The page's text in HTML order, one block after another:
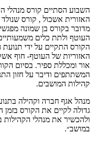
השבוע הסתיים קורס מנהלי
האזורית אשכול , קורס
מדובר בקורס בן שמונה
העוטף ולתת כלים
הקורס התקיים על ידי
האזוריות של העוטף- חוף
אור ומכללת ספיר. בסיום
המשתתפים ודיבר על חזון
קהילות המושבים.
מנהל אגף חברה וקהילה
גדולה לקיים את הקורס
ולהכשיר את מנהלי
במושב״.